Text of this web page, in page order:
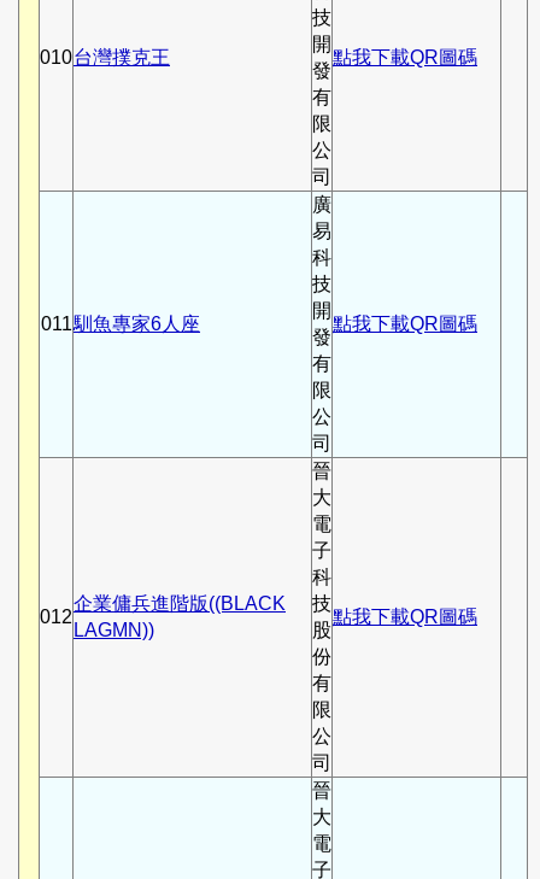
010台灣撲克王
技
開
發
有
限
公
司
點我下載QR圖碼
011馴魚專家6人座
廣
易
科
技
開
發
有
限
公
司
點我下載QR圖碼
012
企業傭兵進階版((BLACK
LAGMN))
晉
大
電
子
科
技
股
份
有
限
公
司
點我下載QR圖碼
晉
大
電
子